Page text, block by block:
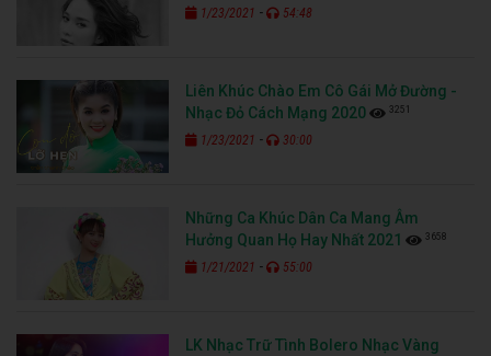
1/23/2021 - 54:48
Liên Khúc Chào Em Cô Gái Mở Đường -
Nhạc Đỏ Cách Mạng 2020
3251
1/23/2021 - 30:00
Những Ca Khúc Dân Ca Mang Âm
Hưởng Quan Họ Hay Nhất 2021
3658
1/21/2021 - 55:00
LK Nhạc Trữ Tình Bolero Nhạc Vàng